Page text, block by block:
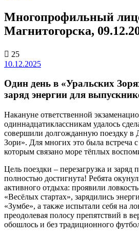
Многопрофильный
Магнитогорска,
25
10.12.2025
Один день в «Уральских
заряд энергии для
Накануне ответственной
одиннадцатиклассникам удалось
совершили долгожданную поездку
Зори». Для многих это была встреча
которым связано море тёплых
Цель поездки – перезагрузка и заряд
полностью достигнута! Ребята
активного отдыха: проявили
«Весёлых стартах», зарядились
«Зумбе», а также испытали себя на
преодолевая полосу препятствий в
обошлось и без традиционного